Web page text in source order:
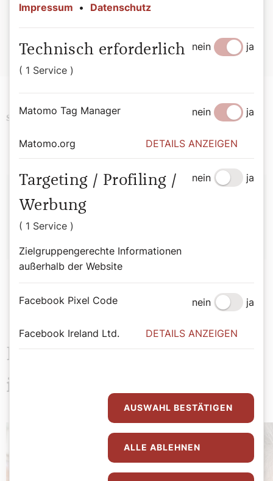
Altar. Von Bernadette Spitzer, 176 Seiten, ISBN: 978-3-
85351-332-3, EUR 27,00
Hier geht es zur Buchbestellung
Schlagwörter Religion
Autor:
Das könnte Sie auch
interessieren
Impressum • Datenschutz
Technisch erforderlich
( 1 Service )
nein ja
Matomo Tag Manager nein ja
Matomo.org DETAILS ANZEIGEN
Targeting / Profiling /
Werbung
( 1 Service )
Zielgruppengerechte Informationen
außerhalb der Website
nein ja
Facebook Pixel Code nein ja
Facebook Ireland Ltd. DETAILS ANZEIGEN
AUSWAHL BESTÄTIGEN
ALLE ABLEHNEN